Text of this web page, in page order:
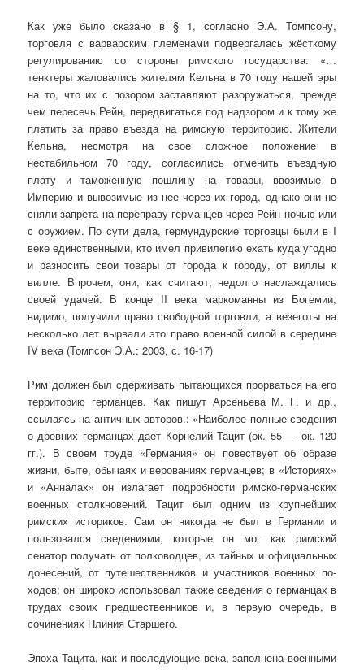
Как уже было сказано в § 1, согласно Э.А. Томпсону,
торговля с варварским племенами подвергалась жёсткому
регулированию со стороны римского государства: «…
тенктеры жаловались жителям Кельна в 70 году нашей эры
на то, что их с позором заставляют разоружаться, прежде
чем пересечь Рейн, передвигаться под надзором и к тому же
платить за право въезда на римскую территорию. Жители
Кельна, несмотря на свое сложное положение в
нестабильном 70 году, согласились отменить въездную
плату и таможенную пошлину на товары, ввозимые в
Империю и вывозимые из нее через их город, однако они не
сняли запрета на переправу германцев через Рейн ночью или
с оружием. По сути дела, гермундурские торговцы были в I
веке единственными, кто имел привилегию ехать куда угодно
и разносить свои товары от города к городу, от виллы к
вилле. Впрочем, они, как считают, недолго наслаждались
своей удачей. В конце II века маркоманны из Богемии,
видимо, получили право свободной торговли, а везеготы на
несколько лет вырвали это право военной силой в середине
IV века (Томпсон Э.А.: 2003, с. 16-17)
Рим должен был сдерживать пытающихся прорваться на его
территорию германцев. Как пишут Арсеньева М. Г. и др.,
ссылаясь на античных авторов.: «Наиболее полные сведения
о древних германцах дает Корнелий Тацит (ок. 55 — ок. 120
гг.). В своем труде «Германия» он повествует об образе
жизни, быте, обычаях и верованиях германцев; в «Историях»
и «Анналах» он излагает подробности римско-германских
военных столкновений. Тацит был одним из крупнейших
римских историков. Сам он никогда не был в Германии и
пользовался сведениями, которые он мог как римский
сенатор получать от полководцев, из тайных и офи­циальных
донесений, от путешественников и участников военных по­
ходов; он широко использовал также сведения о германцах в
трудах своих предшественников и, в первую очередь, в
сочинениях Плиния Старшего.
Эпоха Тацита, как и последующие века, заполнена военными